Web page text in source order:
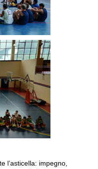
l’asticella: impegno,